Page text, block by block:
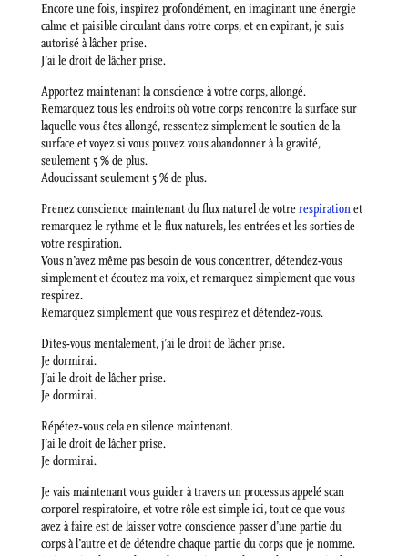
Encore une fois, inspirez profondément, en imaginant une énergie
calme et paisible circulant dans votre corps, et en expirant, je suis
autorisé à lâcher prise.
J’ai le droit de lâcher prise.
Apportez maintenant la conscience à votre corps, allongé.
Remarquez tous les endroits où votre corps rencontre la surface sur
laquelle vous êtes allongé, ressentez simplement le soutien de la
surface et voyez si vous pouvez vous abandonner à la gravité,
seulement 5 % de plus.
Adoucissant seulement 5 % de plus.
Prenez conscience maintenant du flux naturel de votrerespirationet
remarquez le rythme et le flux naturels, les entrées et les sorties de
votre respiration.
Vous n’avez même pas besoin de vous concentrer, détendez-vous
simplement et écoutez ma voix, et remarquez simplement que vous
respirez.
Remarquez simplement que vous respirez et détendez-vous.
Dites-vous mentalement, j’ai le droit de lâcher prise.
Je dormirai.
J’ai le droit de lâcher prise.
Je dormirai.
Répétez-vous cela en silence maintenant.
J’ai le droit de lâcher prise.
Je dormirai.
Je vais maintenant vous guider à travers un processus appelé scan
corporel respiratoire, et votre rôle est simple ici, tout ce que vous
avez à faire est de laisser votre conscience passer d’une partie du
corps à l’autre et de détendre chaque partie du corps que je nomme.